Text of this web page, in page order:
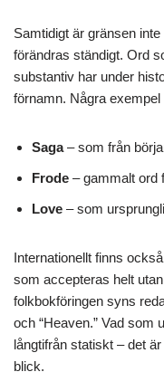
Samtidigt är gränsen
förändras ständigt. Ord
substantiv har under
förnamn. Några exempel
Saga– som från
Frode – gammalt ord
Love – som
Internationellt finns
som accepteras helt
folkbokföringen syns
och “Heaven.” Vad som
långtifrån statiskt – det
blick.